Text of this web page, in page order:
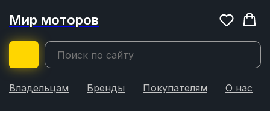
Мир моторов
Владельцам Бренды Покупателям О нас